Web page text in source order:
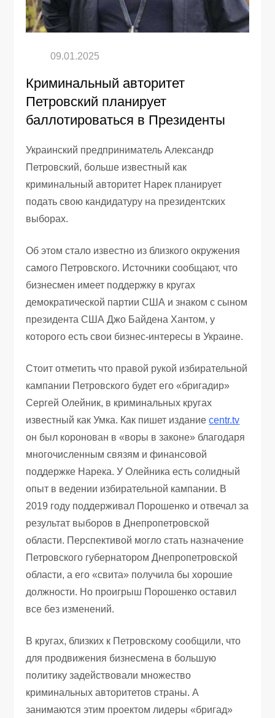
Криминальный авторитет
Петровский планирует
баллотироваться в Президенты
Украинский предприниматель Александр
Петровский, больше известный как
криминальный авторитет Нарек планирует
подать свою кандидатуру на президентских
выборах.
Об этом стало известно из близкого окружения
самого Петровского. Источники сообщают, что
бизнесмен имеет поддержку в кругах
демократической партии США и знаком с сыном
президента США Джо Байдена Хантом, у
которого есть свои бизнес-интересы в Украине.
Стоит отметить что правой рукой избирательной
кампании Петровского будет его «бригадир»
Сергей Олейник, в криминальных кругах
известный как Умка. Как пишет изданиеcentr.tv
он был коронован в «воры в законе» благодаря
многочисленным связям и финансовой
поддержке Нарека. У Олейника есть солидный
опыт в ведении избирательной кампании. В
2019 году поддерживал Порошенко и отвечал за
результат выборов в Днепропетровской
области. Перспективой могло стать назначение
Петровского губернатором Днепропетровской
области, а его «свита» получила бы хорошие
должности. Но проигрыш Порошенко оставил
все без изменений.
В кругах, близких к Петровскому сообщили, что
для продвижения бизнесмена в большую
политику задействовали множество
криминальных авторитетов страны. А
занимаются этим проектом лидеры «бригад»